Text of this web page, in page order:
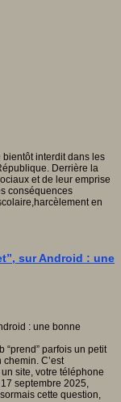
interdit dans les
Derrière la
et de leur emprise
conséquences
en
sur Android : une
“prend” parfois un petit
C’est
site, votre téléphone
septembre 2025,
cette question,